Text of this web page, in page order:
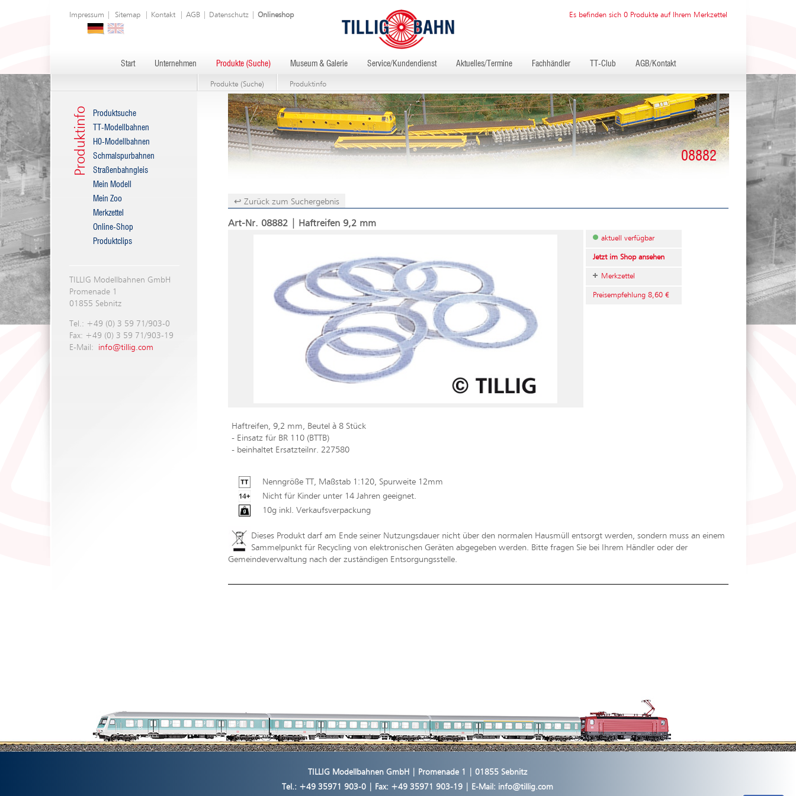
Es befinden sich 0 Produkte auf Ihrem Merkzettel
Impressum Sitemap| Kontakt| AGB| Datenschutz| Onlineshop
Start Unternehmen Produkte (Suche) Museum & Galerie Service/Kundendienst Aktuelles/Termine Fachhändler TT-Club AGB/Kontakt
Produkte (Suche) Produktinfo
Produktinfo
Produktsuche
TT-Modellbahnen
H0-Modellbahnen
Schmalspurbahnen
Straßenbahngleis
Mein Modell
Mein Zoo
Merkzettel
Online-Shop
Produktclips
TILLIG Modellbahnen GmbH
Promenade 1
01855 Sebnitz
Tel.: +49 (0) 3 59 71/903-0
Fax: +49 (0) 3 59 71/903-19
E-Mail:
info@tillig.com
08882
↩ Zurück zum Suchergebnis
Art-Nr. 08882 | Haftreifen 9,2 mm
aktuell verfügbar
Jetzt im Shop ansehen
Merkzettel
Preisempfehlung 8,60 €
Haftreifen, 9,2 mm, Beutel à 8 Stück
- Einsatz für BR 110 (BTTB)
- beinhaltet Ersatzteilnr. 227580
Nenngröße TT, Maßstab 1:120, Spurweite 12mm
Nicht für Kinder unter 14 Jahren geeignet.
10g inkl. Verkaufsverpackung
Dieses Produkt darf am Ende seiner Nutzungsdauer nicht über den normalen Hausmüll entsorgt werden, sondern muss an einem
Sammelpunkt für Recycling von elektronischen Geräten abgegeben werden. Bitte fragen Sie bei Ihrem Händler oder der
Gemeindeverwaltung nach der zuständigen Entsorgungsstelle.
TILLIG Modellbahnen GmbH | Promenade 1 | 01855 Sebnitz
Tel.: +49 35971 903-0| Fax: +49 35971 903-19 | E-Mail: info@tillig.com